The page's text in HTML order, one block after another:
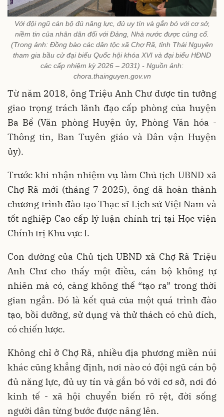
Với đội ngũ cán bộ đủ năng lực, đủ uy tín và gắn bó với cơ sở,
niềm tin của nhân dân đối với Đảng, Nhà nước được củng cố.
(Trong ảnh: Đồng bào các dân tộc xã Chợ Rã, tỉnh Thái Nguyên
tham gia bầu cử đại biểu Quốc hội khóa XVI và đại biểu HĐND
các cấp nhiệm kỳ 2026 – 2031) - Nguồn ảnh:
chora.thainguyen.gov.vn
Từ năm 2018, ông Triệu Anh Chư được tin tưởng
giao trọng trách lãnh đạo cấp phòng của huyện
Ba Bể (Văn phòng Huyện ủy, Phòng Văn hóa -
Thông tin, Ban Tuyên giáo và Dân vận Huyện
ủy).
Trước khi nhận nhiệm vụ làm Chủ tịch UBND xã
Chợ Rã mới (tháng 7-2025), ông đã hoàn thành
chương trình đào tạo Thạc sĩ Lịch sử Việt Nam và
tốt nghiệp Cao cấp lý luận chính trị tại Học viện
Chính trị Khu vực I.
Con đường của Chủ tịch UBND xã Chợ Rã Triệu
Anh Chư cho thấy một điều, cán bộ không tự
nhiên mà có, càng không thể “tạo ra” trong thời
gian ngắn. Đó là kết quả của một quá trình đào
tạo, bồi dưỡng, sử dụng và thử thách có chủ đích,
có chiến lược.
Không chỉ ở Chợ Rã, nhiều địa phương miền núi
khác cũng khẳng định, nơi nào có đội ngũ cán bộ
đủ năng lực, đủ uy tín và gắn bó với cơ sở, nơi đó
kinh tế - xã hội chuyển biến rõ rệt, đời sống
người dân từng bước được nâng lên.